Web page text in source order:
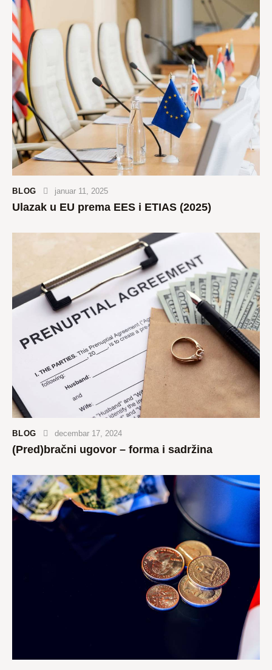
BLOG januar 11, 2025
Ulazak u EU prema EES i ETIAS (2025)
BLOG decembar 17, 2024
(Pred)bračni ugovor – forma i sadržina